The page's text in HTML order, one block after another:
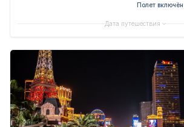
Полет включён
Дата путешествия